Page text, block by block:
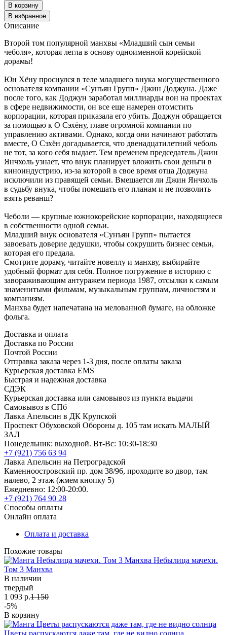
В корзину
В избранное
Описание
Второй том популярной манхвы «Младший сын семьи
чеболя», которая легла в основу одноименной корейской
дорамы!
Юн Хёну проснулся в теле младшего внука могущественного
основателя компании «Сунъян Групп» Джин Доджуна. Даже
после того, как Доджун заработал миллиарды вон на проектах
в сфере недвижимости, он все еще намерен отомстить
корпорации, которая приказала его убить. Доджун обращается
за помощью к О Сэхёну, главе огромной компании по
управлению активами. Однако, когда они начинают работать
вместе, О Сэхён догадывается, что двенадцатилетний чеболь
не тот, за кого себя выдает. Тем временем председатель Джин
Янчхоль узнает, что внук планирует вложить свои деньги в
киноиндустрию, из-за которой в свое время отца Доджуна
исключили из правящей семьи. Вмешается ли Джин Янчхоль
в судьбу внука, чтобы помешать его планам и не позволить
взять реванш?
Чеболи — крупные южнокорейские корпорации, находящиеся
в собственности одной семьи.
Младший внук основателя «Сунъян Групп» пытается
завоевать доверие дедушки, чтобы сокрушить бизнес семьи,
которая его предала.
Смотрите дораму, читайте новеллу и манхву, выбирайте
удобный формат для себя. Полное погружение в историю с
завораживающим антуражем периода 1987, отсылки к самым
знаменитыми фильмам, музыкальным группам, личностям и
компаниям.
Манхва будет напечатана на мелованной бумаге, на обложке
фольга.
Доставка и оплата
Доставка по России
Почтой России
Отправка заказа через 1-3 дня, после оплаты заказа
Курьерская доставка EMS
Быстрая и надежная доставка
СДЭК
Курьерская доставка или самовывоз из пункта выдачи
Самовывоз в СПб
Лавка Апельсин в ДК Крупской
Проспект Обуховской Обороны д. 105 там искать МАЛЫЙ
ЗАЛ
Понедельник: выходной. Вт-Вс: 10:30-18:30
+7 (921) 756 63 94
Лавка Апельсин на Петроградской
Каменноостровский пр. дом 38/96, проходите во двор, там
налево, 2 этаж (жмем кнопку 5)
Ежедневно: 12:00-20:00.
+7 (921) 764 90 28
Способы оплаты
Онлайн оплата
Оплата и доставка
Похожие товары
Небылица мачехи.
Том 3 Манхва
В наличии
твердый
1 093 р.1 150
-5%
В корзину
Цветы распускаются даже там, где не видно солнца